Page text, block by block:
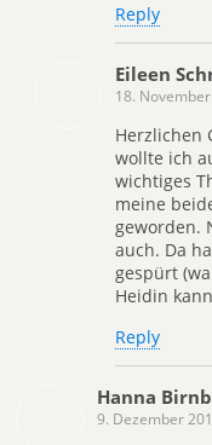
Reply
Eileen
18.
Herzlichen
wollte ich
wichtiges
meine
geworden.
auch. Da
gespürt
Heidin
Reply
Hanna
9. Dezember